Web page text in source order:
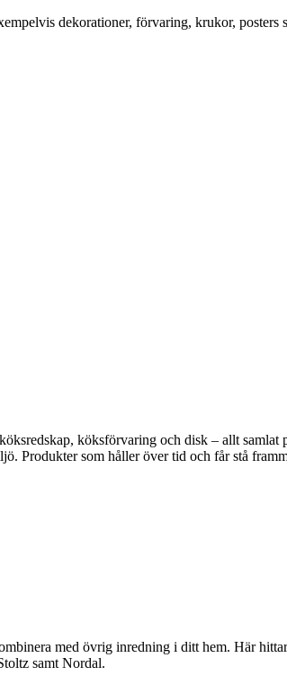
dekorationer, förvaring, krukor, posters
köksförvaring och disk – allt samlat
Produkter som håller över tid och får stå
med övrig inredning i ditt hem. Här
samt Nordal.